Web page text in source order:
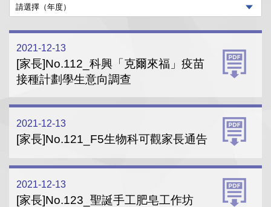
2021-12-13
[家長]No.112_科興「克爾來福」疫苗
接種計劃學生意向調查
2021-12-13
[家長]No.121_F5生物科可觀家長通告
2021-12-13
[家長]No.123_聖誕手工肥皂工作坊